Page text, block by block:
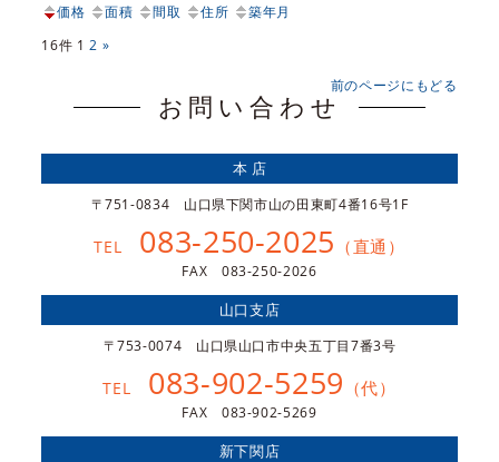
価格 面積 間取 住所
築年月
16件 1 2 »
前のページにもどる
お問い合わせ
本 店
〒751-0834 山口県下関市山の田東町4番16号1F
TEL 083-250-2025 （直通）
FAX 083-250-2026
山口支店
〒753-0074 山口県山口市中央五丁目7番3号
TEL 083-902-5259 （代）
FAX 083-902-5269
新下関店